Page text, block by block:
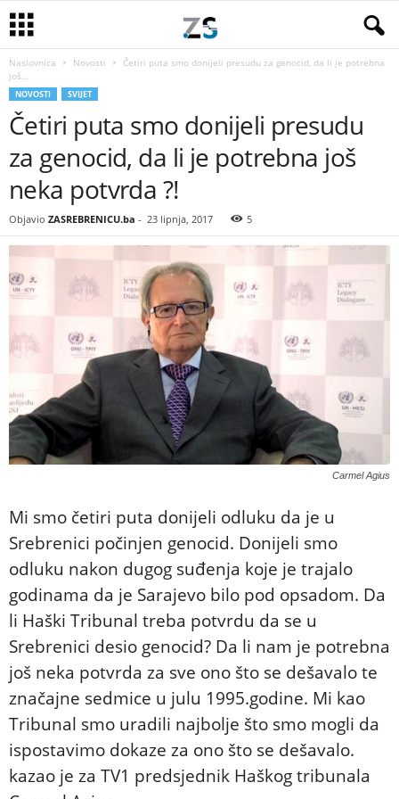
Naslovnica Novosti
Četiri puta smo donijeli presudu za genocid, da li je potrebna
još...
NOVOSTI SVIJET
Četiri puta smo donijeli presudu
za genocid, da li je potrebna još
neka potvrda ?!
Objavio ZASREBRENICU.ba - 23 lipnja, 2017 5
Carmel Agius
Mi smo četiri puta donijeli odluku da je u
Srebrenici počinjen genocid. Donijeli smo
odluku nakon dugog suđenja koje je trajalo
godinama da je Sarajevo bilo pod opsadom. Da
li Haški Tribunal treba potvrdu da se u
Srebrenici desio genocid? Da li nam je potrebna
još neka potvrda za sve ono što se dešavalo te
značajne sedmice u julu 1995.godine. Mi kao
Tribunal smo uradili najbolje što smo mogli da
ispostavimo dokaze za ono što se dešavalo.
kazao je za TV1 predsjednik Haškog tribunala